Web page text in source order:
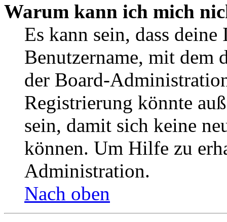
Warum kann ich mich
Es kann sein, dass
Benutzername, mit dem
der Board-
Registrierung könnte
sein, damit sich keine
können. Um Hilfe zu
Administration.
Nach oben